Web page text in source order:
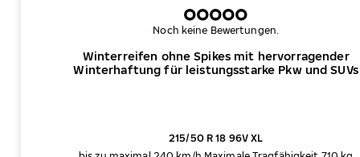
Winterreifen ohne Spikes mit hervorragender
Winterhaftung für leistungsstarke Pkw und SUVs
Noch keine Bewertungen.
215/50 R 18 96V XL